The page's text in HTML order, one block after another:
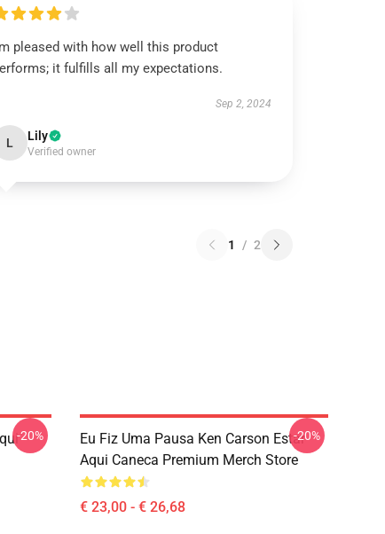
pleased with how well this product
it fulfills all my expectations.
Sep 2, 2024
L Lily
Verified owner
1 / 2
-20%
Eu Fiz Uma Pausa Ken Carson Estar
Aqui Caneca Premium Merch Store
€ 23,00 - € 26,68
-20%